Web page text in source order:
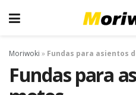
Moriwoki » Fundas para asientos
Fundas para